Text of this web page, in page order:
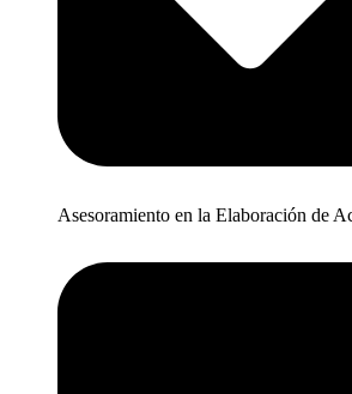
Asesoramiento en la Elaboración de